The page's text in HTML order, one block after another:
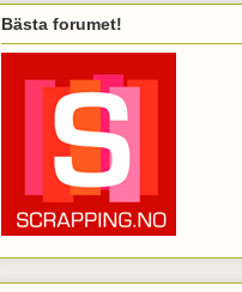
Bästa forumet!